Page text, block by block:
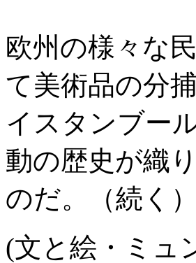
欧州の様々な
て美術品の分
イスタンブー
動の歴史が織
のだ。（続く）
(文と絵・ミ